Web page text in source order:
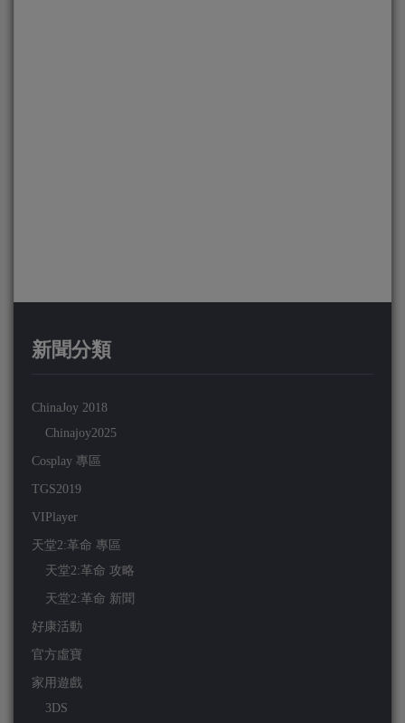
新聞分類
ChinaJoy 2018
Chinajoy2025
Cosplay 專區
TGS2019
VIPlayer
天堂2:革命 專區
天堂2:革命 攻略
天堂2:革命 新聞
好康活動
官方虛寶
家用遊戲
3DS